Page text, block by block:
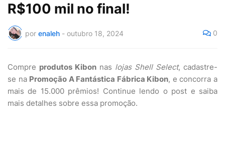
R$100 mil no final!
por enaleh - outubro 18, 2024 0
Compre produtos Kibon nas lojas Shell Select, cadastre-
se na Promoção A Fantástica Fábrica Kibon, e concorra a
mais de 15.000 prêmios! Continue lendo o post e saiba
mais detalhes sobre essa promoção.